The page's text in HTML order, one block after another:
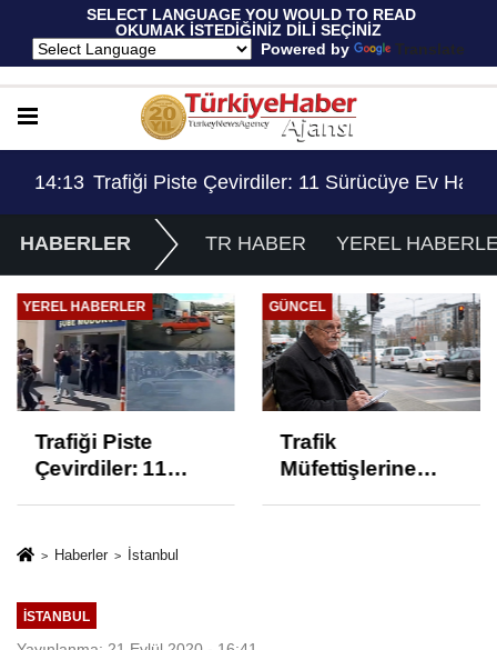
SELECT LANGUAGE YOU WOULD TO READ
OKUMAK İSTEDİĞİNİZ DİLİ SEÇİNİZ
Powered by
Translate
Hapsi, 2 Milyon Lira Ceza..!
13:53 Trafik Müfettişlerine Getirilen 70 Yaş
HABERLER TR HABER YEREL
YEREL HABERLER
Trafiği Piste
Çevirdiler: 11
Lira Ceza..!
GÜNCEL
Trafik
Müfettişlerine
Haberler İstanbul
İSTANBUL